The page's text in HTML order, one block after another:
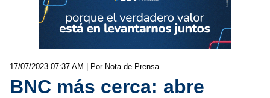
17/07/2023 07:37 AM | Por Nota de Prensa
BNC más cerca: abre